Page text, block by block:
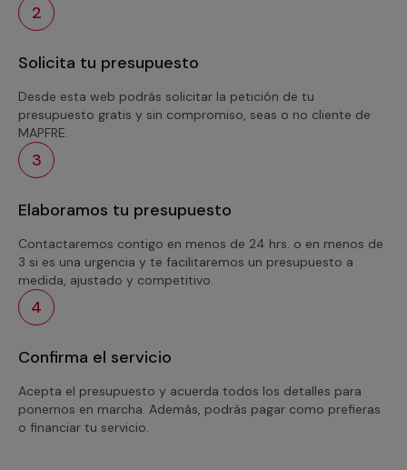
2
Solicita tu presupuesto
Desde esta web podrás solicitar la petición de tu
presupuesto gratis y sin compromiso, seas o no cliente de
MAPFRE.
3
Elaboramos tu presupuesto
Contactaremos contigo en menos de 24 hrs. o en menos de
3 si es una urgencia y te facilitaremos un presupuesto a
medida, ajustado y competitivo.
4
Confirma el servicio
Acepta el presupuesto y acuerda todos los detalles para
ponernos en marcha. Además, podrás pagar como prefieras
o financiar tu servicio.